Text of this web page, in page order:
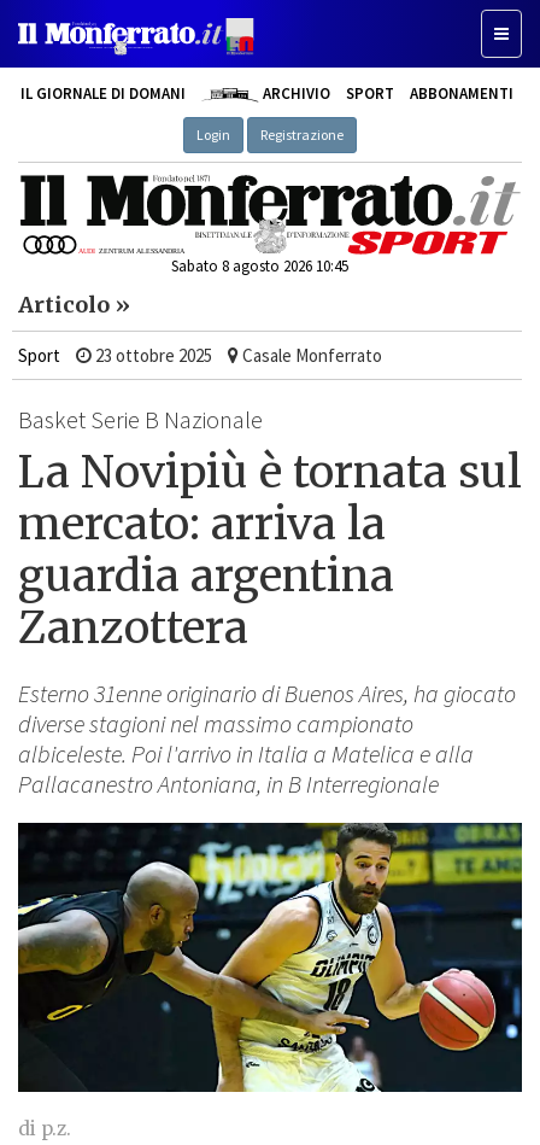
IL GIORNALE DI DOMANI ARCHIVIO SPORT ABBONAMENTI
Login Registrazione
Sabato 8 agosto 2026 10:45
Articolo »
Sport 23 ottobre 2025 Casale Monferrato
Basket Serie B Nazionale
La Novipiù è tornata sul
mercato: arriva la
guardia argentina
Zanzottera
Esterno 31enne originario di Buenos Aires, ha giocato
diverse stagioni nel massimo campionato
albiceleste. Poi l'arrivo in Italia a Matelica e alla
Pallacanestro Antoniana, in B Interregionale
di p.z.